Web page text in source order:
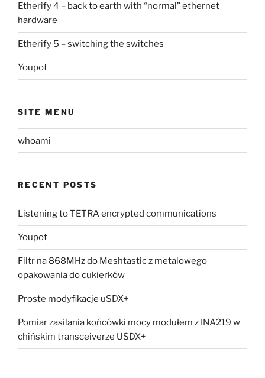
Etherify 4 – back to earth with “normal” ethernet
hardware
Etherify 5 – switching the switches
Youpot
SITE MENU
whoami
RECENT POSTS
Listening to TETRA encrypted communications
Youpot
Filtr na 868MHz do Meshtastic z metalowego
opakowania do cukierków
Proste modyfikacje uSDX+
Pomiar zasilania końcówki mocy modułem z INA219 w
chińskim transceiverze USDX+